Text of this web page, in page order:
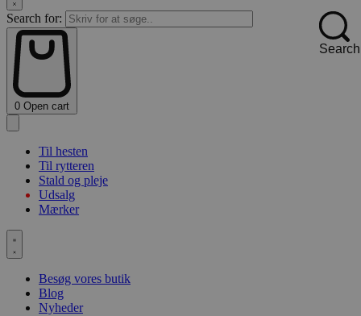
Search for:
Search
0 Open cart
Til hesten
Til rytteren
Stald og pleje
Udsalg
Mærker
Besøg vores butik
Blog
Nyheder